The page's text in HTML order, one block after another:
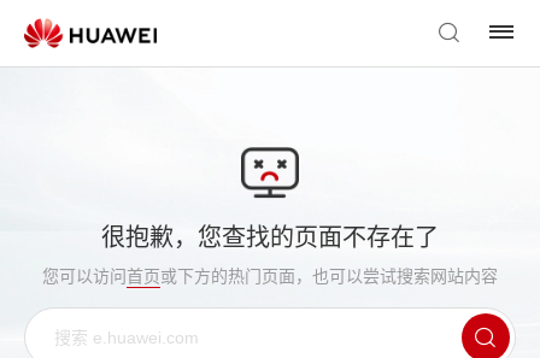
很抱歉，您查找的页面不存在了
您可以访问首页或下方的热门页面，也可以尝试搜索网站内容